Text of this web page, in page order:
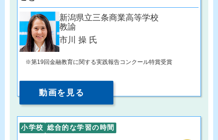
新潟県立三条商業高等学校
教諭
市川 操 氏
第19回金融教育に関する実践報告コンクール特賞受賞
動画を見る
小学校 総合的な学習の時間